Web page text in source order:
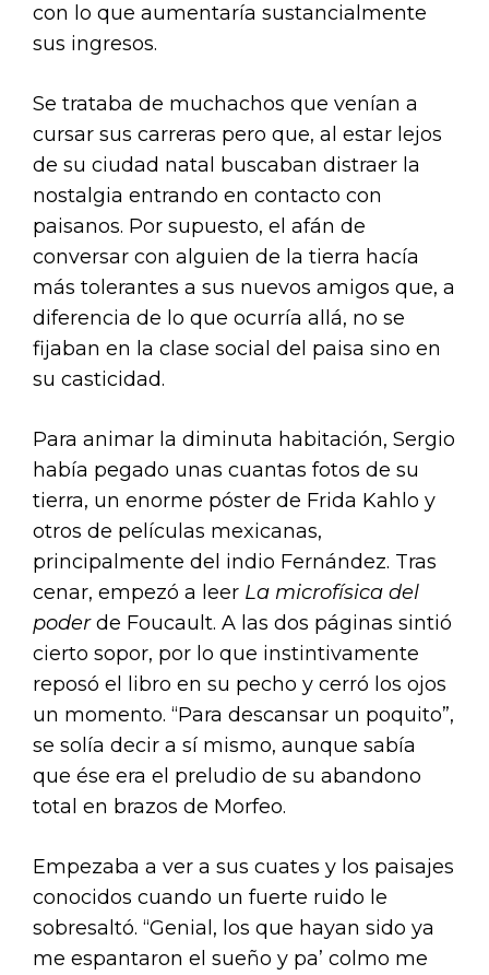
con lo que aumentaría sustancialmente
sus ingresos.
Se trataba de muchachos que venían a
cursar sus carreras pero que, al estar lejos
de su ciudad natal buscaban distraer la
nostalgia entrando en contacto con
paisanos. Por supuesto, el afán de
conversar con alguien de la tierra hacía
más tolerantes a sus nuevos amigos que, a
diferencia de lo que ocurría allá, no se
fijaban en la clase social del paisa sino en
su casticidad.
Para animar la diminuta habitación, Sergio
había pegado unas cuantas fotos de su
tierra, un enorme póster de Frida Kahlo y
otros de películas mexicanas,
principalmente del indio Fernández. Tras
cenar, empezó a leer La microfísica del
poderde Foucault. A las dos páginas sintió
cierto sopor, por lo que instintivamente
reposó el libro en su pecho y cerró los ojos
un momento. “Para descansar un poquito”,
se solía decir a sí mismo, aunque sabía
que ése era el preludio de su abandono
total en brazos de Morfeo.
Empezaba a ver a sus cuates y los paisajes
conocidos cuando un fuerte ruido le
sobresaltó. “Genial, los que hayan sido ya
me espantaron el sueño y pa’ colmo me